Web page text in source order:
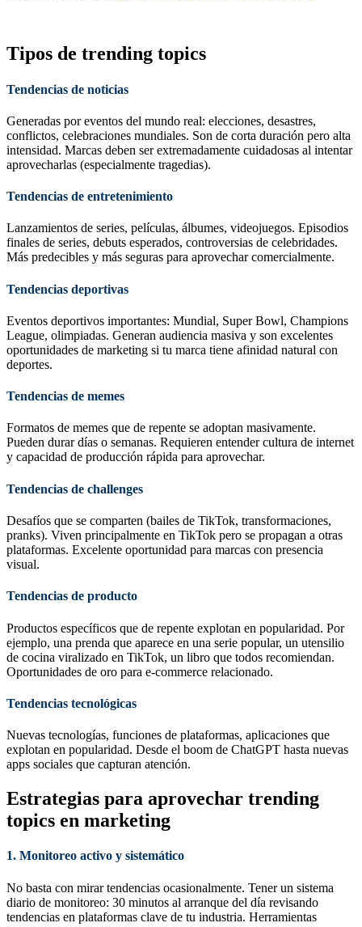
Tipos de trending topics
Tendencias de noticias
Generadas por eventos del mundo real: elecciones, desastres,
conflictos, celebraciones mundiales. Son de corta duración pero alta
intensidad. Marcas deben ser extremadamente cuidadosas al intentar
aprovecharlas (especialmente tragedias).
Tendencias de entretenimiento
Lanzamientos de series, películas, álbumes, videojuegos. Episodios
finales de series, debuts esperados, controversias de celebridades.
Más predecibles y más seguras para aprovechar comercialmente.
Tendencias deportivas
Eventos deportivos importantes: Mundial, Super Bowl, Champions
League, olimpiadas. Generan audiencia masiva y son excelentes
oportunidades de marketing si tu marca tiene afinidad natural con
deportes.
Tendencias de memes
Formatos de memes que de repente se adoptan masivamente.
Pueden durar días o semanas. Requieren entender cultura de internet
y capacidad de producción rápida para aprovechar.
Tendencias de challenges
Desafíos que se comparten (bailes de TikTok, transformaciones,
pranks). Viven principalmente en TikTok pero se propagan a otras
plataformas. Excelente oportunidad para marcas con presencia
visual.
Tendencias de producto
Productos específicos que de repente explotan en popularidad. Por
ejemplo, una prenda que aparece en una serie popular, un utensilio
de cocina viralizado en TikTok, un libro que todos recomiendan.
Oportunidades de oro para e-commerce relacionado.
Tendencias tecnológicas
Nuevas tecnologías, funciones de plataformas, aplicaciones que
explotan en popularidad. Desde el boom de ChatGPT hasta nuevas
apps sociales que capturan atención.
Estrategias para aprovechar trending
topics en marketing
1. Monitoreo activo y sistemático
No basta con mirar tendencias ocasionalmente. Tener un sistema
diario de monitoreo: 30 minutos al arranque del día revisando
tendencias en plataformas clave de tu industria. Herramientas